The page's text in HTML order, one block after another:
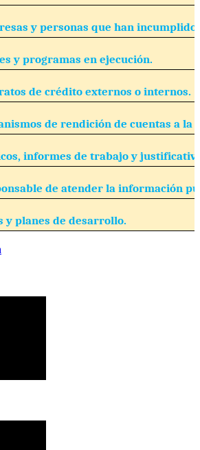
y personas que han
y programas en ejecución.
de crédito externos o internos.
de rendición de cuentas a la
informes de trabajo y
de atender la información
y planes de desarrollo.